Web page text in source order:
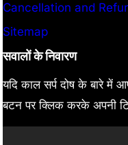
Cancellation and
Sitemap
सवालों के निवारण
यदि काल सर्प दोष के बारे में
बटन पर क्लिक करके अपनी